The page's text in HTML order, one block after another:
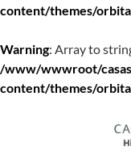
content/themes/
Warning: Array to
/www/wwwroot/
content/themes/